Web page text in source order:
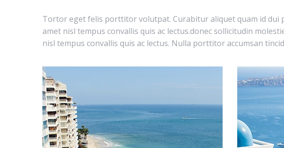
Tortor eget felis porttitor volutpat. Curabitur aliquet quam id
amet nisl tempus convallis quis ac lectus.donec sollicitudin
nisl tempus convallis quis ac lectus. Nulla porttitor accumsan